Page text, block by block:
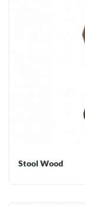
Stool Wood